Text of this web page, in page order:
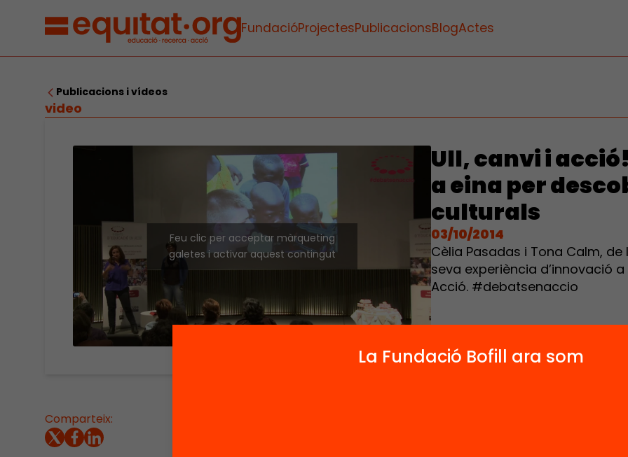
FundacióProjectesPublicacionsBlogActes
Publicacions i vídeos
video
Feu clic per acceptar màrqueting
galetes i activar aquest contingut
Ull, canvi i
a eina per
culturals
03/10/2014
Cèlia Pasadas i Tona Calm,
seva experiència d’innovació
Acció. #debatsenaccio
Comparteix:
La Fundació Bofill ara som